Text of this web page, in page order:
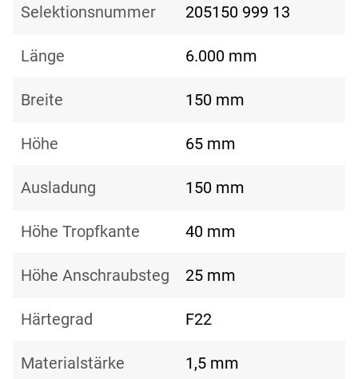
Selektionsnummer 205150 999 13
Länge 6.000 mm
Breite 150 mm
Höhe 65 mm
Ausladung 150 mm
Höhe Tropfkante 40 mm
Höhe Anschraubsteg 25 mm
Härtegrad F22
Materialstärke 1,5 mm